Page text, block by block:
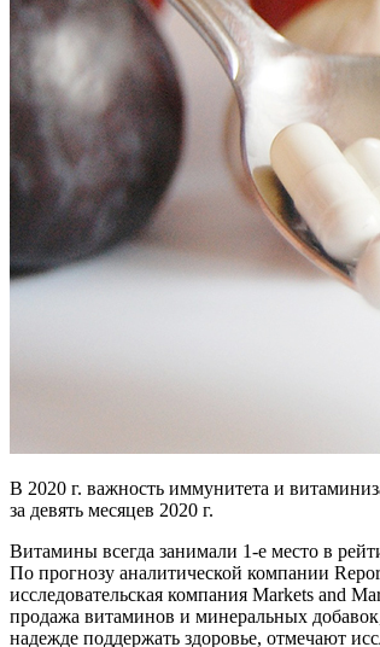
В 2020 г. важность иммунитета и
за девять месяцев 2020 г.
Витамины всегда занимали 1-е место в
По прогнозу аналитической компании
исследовательская компания Markets and
продажа витаминов и минеральных
надежде поддержать здоровье, отмечают